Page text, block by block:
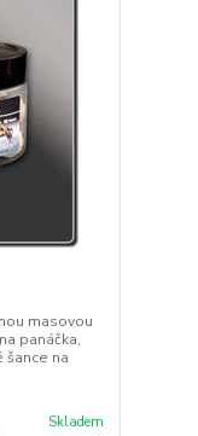
masovou
panáčka,
šance na
Skladem